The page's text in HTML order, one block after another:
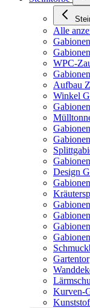
Alle
WPC-
Aufbau
Winkel
Design
Gartentor
Kurven-